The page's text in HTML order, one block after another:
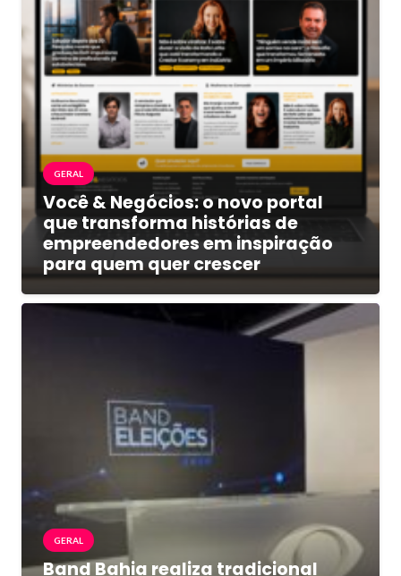
GERAL
Você & Negócios: o novo portal
que transforma histórias de
empreendedores em inspiração
para quem quer crescer
GERAL
Band Bahia realiza tradicional